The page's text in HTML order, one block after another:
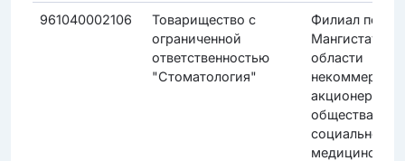
961040002106
Товарищество с
ограниченной
ответственностью
"Стоматология"
Филиал по
области
акционерного
общества
социального
медицинского